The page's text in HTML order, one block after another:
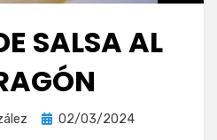
SALSA AL
Publicada
02/03/2024